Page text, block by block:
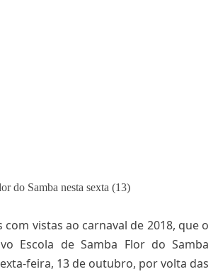
do Samba nesta sexta (13)
vistas ao carnaval de 2018, que o
Escola de Samba Flor do Samba
feira, 13 de outubro, por volta das